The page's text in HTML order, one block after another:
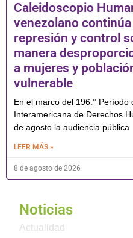
Caleidoscopio
venezolano
represión y control
manera
a mujeres y
vulnerable
En el marco del 196.° Período
Interamericana de Derechos
de agosto la audiencia pública
LEER MÁS »
8 de agosto de 2026
Noticias
Actualidad